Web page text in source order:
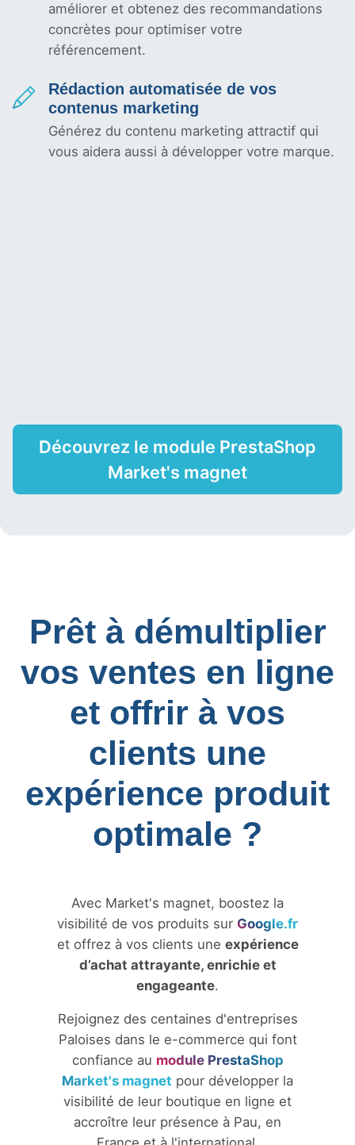
améliorer et obtenez des recommandations
concrètes pour optimiser votre
référencement.
Rédaction automatisée de vos
contenus marketing
Générez du contenu marketing attractif qui
vous aidera aussi à développer votre marque.
Découvrez le module PrestaShop
Market's magnet
Prêt à démultiplier
vos ventes en ligne
et offrir à vos
clients une
expérience produit
optimale ?
Avec Market's magnet, boostez la
visibilité de vos produits sur Google.fr
et offrez à vos clients une expérience
d’achat attrayante, enrichie et
engageante.
Rejoignez des centaines d'entreprises
Paloises dans le e-commerce qui font
confiance au module PrestaShop
Market's magnet pour développer la
visibilité de leur boutique en ligne et
accroître leur présence à Pau, en